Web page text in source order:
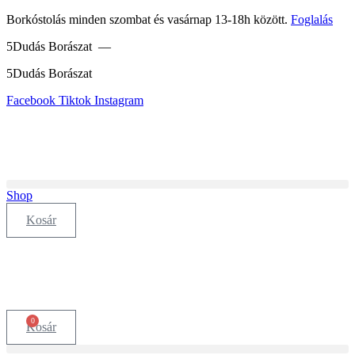
Ugrás
tartalomhoz
Borkóstolás minden szombat és vasárnap 13-18h között. Foglalás
5Dudás Borászat —
5Dudás Borászat
Facebook Tiktok Instagram
Shop
Kosár
0
Kosár